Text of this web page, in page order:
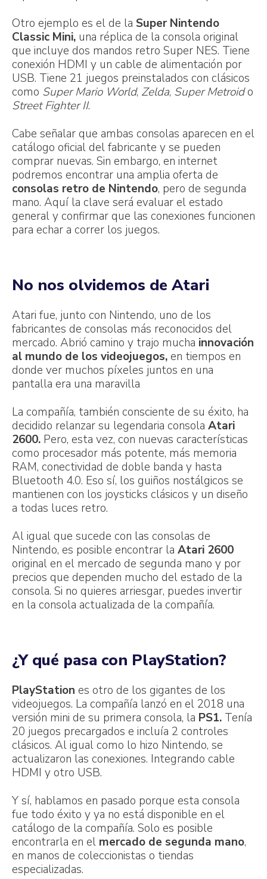
Otro ejemplo es el de la Super Nintendo
Classic Mini, una réplica de la consola original
que incluye dos mandos retro Super NES. Tiene
conexión HDMI y un cable de alimentación por
USB. Tiene 21 juegos preinstalados con clásicos
como Super Mario World, Zelda, Super Metroido
Street Fighter II.
Cabe señalar que ambas consolas aparecen en el
catálogo oficial del fabricante y se pueden
comprar nuevas. Sin embargo, en internet
podremos encontrar una amplia oferta de
consolas retro de Nintendo, pero de segunda
mano. Aquí la clave será evaluar el estado
general y confirmar que las conexiones funcionen
para echar a correr los juegos.
No nos olvidemos de Atari
Atari fue, junto con Nintendo, uno de los
fabricantes de consolas más reconocidos del
mercado. Abrió camino y trajo mucha innovación
al mundo de los videojuegos,en tiempos en
donde ver muchos píxeles juntos en una
pantalla era una maravilla
La compañía, también consciente de su éxito, ha
decidido relanzar su legendaria consola Atari
2600. Pero, esta vez, con nuevas características
como procesador más potente, más memoria
RAM, conectividad de doble banda y hasta
Bluetooth 4.0. Eso sí, los guiños nostálgicos se
mantienen con los joysticks clásicos y un diseño
a todas luces retro.
Al igual que sucede con las consolas de
Nintendo, es posible encontrar la Atari 2600
original en el mercado de segunda mano y por
precios que dependen mucho del estado de la
consola. Si no quieres arriesgar, puedes invertir
en la consola actualizada de la compañía.
¿Y qué pasa con PlayStation?
PlayStation es otro de los gigantes de los
videojuegos. La compañía lanzó en el 2018 una
versión mini de su primera consola, la PS1. Tenía
20 juegos precargados e incluía 2 controles
clásicos. Al igual como lo hizo Nintendo, se
actualizaron las conexiones. Integrando cable
HDMI y otro USB.
Y sí, hablamos en pasado porque esta consola
fue todo éxito y ya no está disponible en el
catálogo de la compañía. Solo es posible
encontrarla en el mercado de segunda mano,
en manos de coleccionistas o tiendas
especializadas.